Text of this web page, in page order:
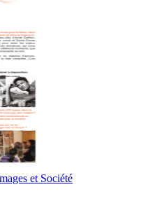
et Société